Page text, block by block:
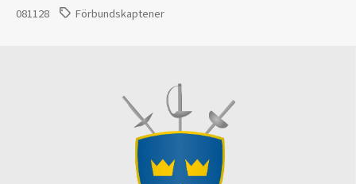
081128 Förbundskaptener